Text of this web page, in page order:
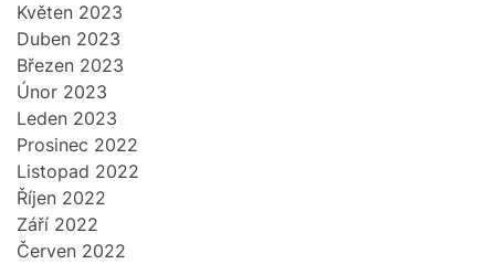
Květen 2023
Duben 2023
Březen 2023
Únor 2023
Leden 2023
Prosinec 2022
Listopad 2022
Říjen 2022
Září 2022
Červen 2022